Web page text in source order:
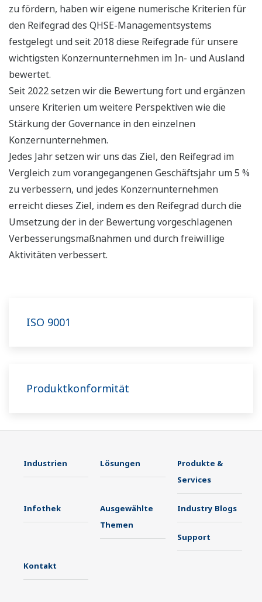
zu fördern, haben wir eigene numerische Kriterien für
den Reifegrad des QHSE-Managementsystems
festgelegt und seit 2018 diese Reifegrade für unsere
wichtigsten Konzernunternehmen im In- und Ausland
bewertet.
Seit 2022 setzen wir die Bewertung fort und ergänzen
unsere Kriterien um weitere Perspektiven wie die
Stärkung der Governance in den einzelnen
Konzernunternehmen.
Jedes Jahr setzen wir uns das Ziel, den Reifegrad im
Vergleich zum vorangegangenen Geschäftsjahr um 5 %
zu verbessern, und jedes Konzernunternehmen
erreicht dieses Ziel, indem es den Reifegrad durch die
Umsetzung der in der Bewertung vorgeschlagenen
Verbesserungsmaßnahmen und durch freiwillige
Aktivitäten verbessert.
ISO 9001
Produktkonformität
Industrien Lösungen
Produkte &
Services
Infothek
Ausgewählte
Themen
Industry Blogs
Support
Kontakt